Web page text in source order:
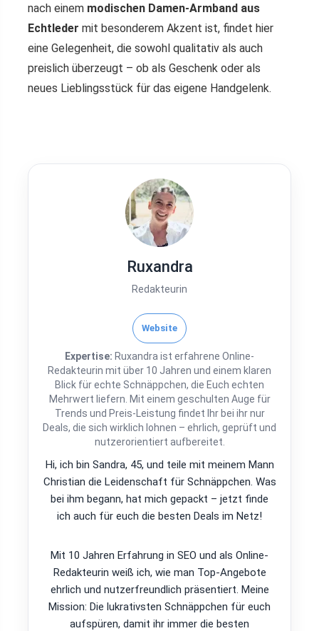
nach einem modischen Damen-Armband aus
Echtleder mit besonderem Akzent ist, findet hier
eine Gelegenheit, die sowohl qualitativ als auch
preislich überzeugt – ob als Geschenk oder als
neues Lieblingsstück für das eigene Handgelenk.
Ruxandra
Redakteurin
Website
Expertise: Ruxandra ist erfahrene Online-
Redakteurin mit über 10 Jahren und einem klaren
Blick für echte Schnäppchen, die Euch echten
Mehrwert liefern. Mit einem geschulten Auge für
Trends und Preis-Leistung findet Ihr bei ihr nur
Deals, die sich wirklich lohnen – ehrlich, geprüft und
nutzerorientiert aufbereitet.
Hi, ich bin Sandra, 45, und teile mit meinem Mann
Christian die Leidenschaft für Schnäppchen. Was
bei ihm begann, hat mich gepackt – jetzt finde
ich auch für euch die besten Deals im Netz!
Mit 10 Jahren Erfahrung in SEO und als Online-
Redakteurin weiß ich, wie man Top-Angebote
ehrlich und nutzerfreundlich präsentiert. Meine
Mission: Die lukrativsten Schnäppchen für euch
aufspüren, damit ihr immer die besten